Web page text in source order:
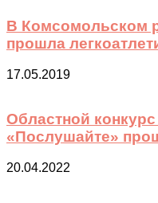
В Комсомольском
прошла
17.05.2019
Областной
«Послушайте»
20.04.2022